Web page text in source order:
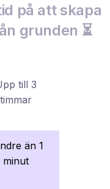
på att skapa
grunden ⏳
till 3
timmar
än 1
minut